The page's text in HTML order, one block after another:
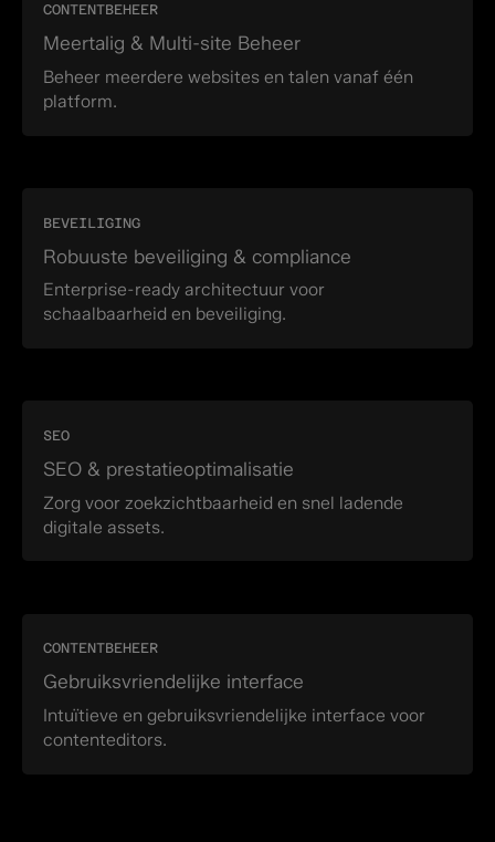
CONTENTBEHEER
Meertalig & Multi-site Beheer
Beheer meerdere websites en talen vanaf één
platform.
BEVEILIGING
Robuuste beveiliging & compliance
Enterprise-ready architectuur voor
schaalbaarheid en beveiliging.
SEO
SEO & prestatieoptimalisatie
Zorg voor zoekzichtbaarheid en snel ladende
digitale assets.
CONTENTBEHEER
Gebruiksvriendelijke interface
Intuïtieve en gebruiksvriendelijke interface voor
contenteditors.